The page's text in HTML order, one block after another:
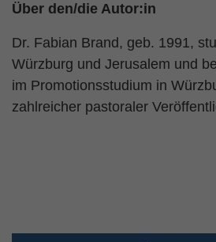
Über den/die Autor:in
Dr. Fabian Brand, geb. 1991,
Würzburg und Jerusalem und
im Promotionsstudium in
zahlreicher pastoraler